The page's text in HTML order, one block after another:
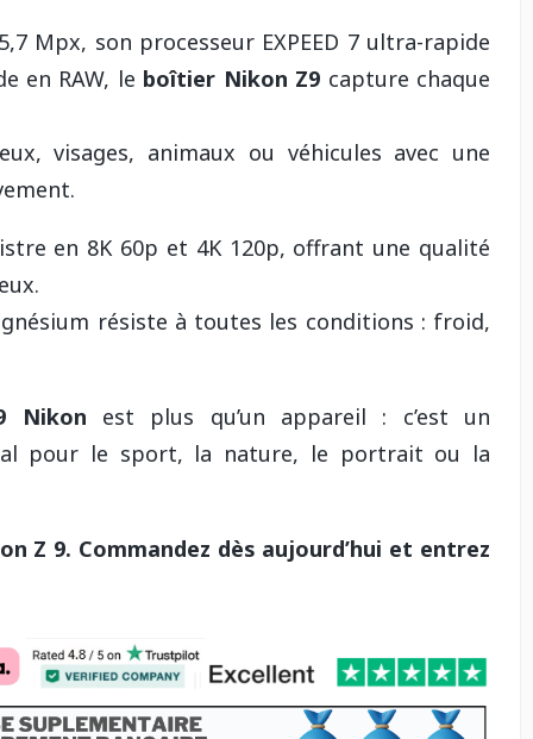
Mpx, son processeur EXPEED 7 ultra-rapide
en RAW, le boîtier Nikon Z9 capture chaque
visages, animaux ou véhicules avec une
en 8K 60p et 4K 120p, offrant une qualité
résiste à toutes les conditions : froid,
Nikon est plus qu’un appareil : c’est un
pour le sport, la nature, le portrait ou la
Z 9. Commandez dès aujourd’hui et entrez